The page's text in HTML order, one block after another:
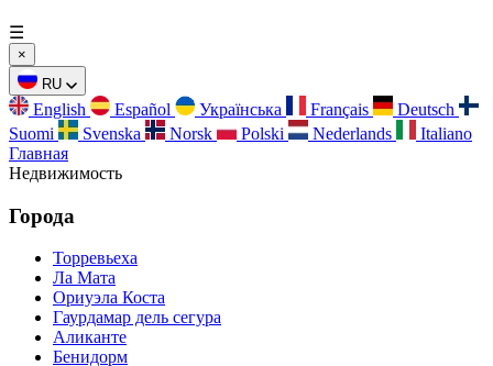
☰
×
RU
English Español Українська Français
Deutsch
Suomi
Svenska Norsk Polski Nederlands
Italiano
Главная
Недвижимость
Города
Торревьеха
Ла Мата
Ориуэла Коста
Гаурдамар дель сегура
Аликанте
Бенидорм